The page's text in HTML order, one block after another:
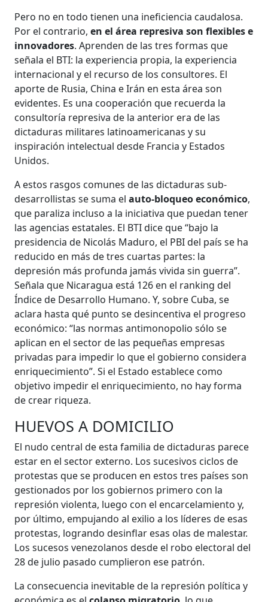
Pero no en todo tienen una ineficiencia caudalosa.
Por el contrario,en el área represiva son flexibles e
innovadores. Aprenden de las tres formas que
señala el BTI: la experiencia propia, la experiencia
internacional y el recurso de los consultores. El
aporte de Rusia, China e Irán en esta área son
evidentes. Es una cooperación que recuerda la
consultoría represiva de la anterior era de las
dictaduras militares latinoamericanas y su
inspiración intelectual desde Francia y Estados
Unidos.
A estos rasgos comunes de las dictaduras sub-
desarrollistas se suma elauto-bloqueo económico,
que paraliza incluso a la iniciativa que puedan tener
las agencias estatales. El BTI dice que “bajo la
presidencia de Nicolás Maduro, el PBI del país se ha
reducido en más de tres cuartas partes: la
depresión más profunda jamás vivida sin guerra”.
Señala que Nicaragua está 126 en el ranking del
Índice de Desarrollo Humano. Y, sobre Cuba, se
aclara hasta qué punto se desincentiva el progreso
económico: “las normas antimonopolio sólo se
aplican en el sector de las pequeñas empresas
privadas para impedir lo que el gobierno considera
enriquecimiento”. Si el Estado establece como
objetivo impedir el enriquecimiento, no hay forma
de crear riqueza.
HUEVOS A DOMICILIO
El nudo central de esta familia de dictaduras parece
estar en el sector externo. Los sucesivos ciclos de
protestas que se producen en estos tres países son
gestionados por los gobiernos primero con la
represión violenta, luego con el encarcelamiento y,
por último, empujando al exilio a los líderes de esas
protestas, logrando desinflar esas olas de malestar.
Los sucesos venezolanos desde el robo electoral del
28 de julio pasado cumplieron ese patrón.
La consecuencia inevitable de la represión política y